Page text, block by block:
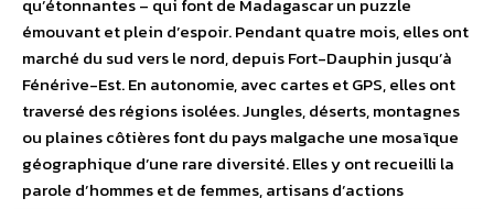
émouvant et plein d’espoir. Pendant quatre mois, elles ont
marché du sud vers le nord, depuis Fort-Dauphin jusqu’à
Fénérive-Est. En autonomie, avec cartes et GPS, elles ont
traversé des régions isolées. Jungles, déserts, montagnes
ou plaines côtières font du pays malgache une mosaïque
géographique d’une rare diversité. Elles y ont recueilli la
parole d’hommes et de femmes, artisans d’actions